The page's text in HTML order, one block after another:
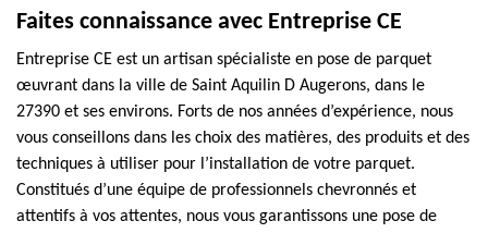
Faites connaissance avec Entreprise CE
Entreprise CE est un artisan spécialiste en pose de parquet
œuvrant dans la ville de Saint Aquilin D Augerons, dans le
27390 et ses environs. Forts de nos années d’expérience, nous
vous conseillons dans les choix des matières, des produits et des
techniques à utiliser pour l’installation de votre parquet.
Constitués d’une équipe de professionnels chevronnés et
attentifs à vos attentes, nous vous garantissons une pose de